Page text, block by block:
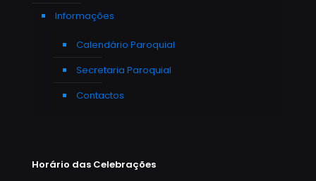
Informações
Calendário Paroquial
Secretaria Paroquial
Contactos
Horário das Celebrações